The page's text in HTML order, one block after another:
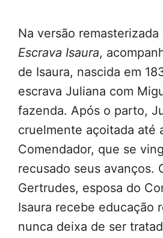
Na versão
Escrava Isaura,
de Isaura, nascida em
escrava Juliana com
fazenda. Após o parto,
cruelmente açoitada até
Comendador, que se
recusado seus avanços.
Gertrudes, esposa do
Isaura recebe educação
nunca deixa de ser